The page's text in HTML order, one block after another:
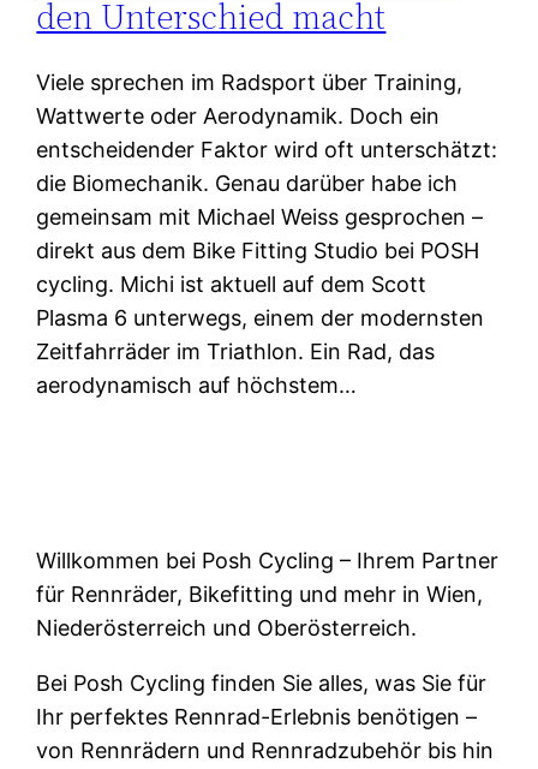
den Unterschied macht
Viele sprechen im Radsport über Training,
Wattwerte oder Aerodynamik. Doch ein
entscheidender Faktor wird oft unterschätzt:
die Biomechanik. Genau darüber habe ich
gemeinsam mit Michael Weiss gesprochen –
direkt aus dem Bike Fitting Studio bei POSH
cycling. Michi ist aktuell auf dem Scott
Plasma 6 unterwegs, einem der modernsten
Zeitfahrräder im Triathlon. Ein Rad, das
aerodynamisch auf höchstem…
Willkommen bei Posh Cycling – Ihrem Partner
für Rennräder, Bikefitting und mehr in Wien,
Niederösterreich und Oberösterreich.
Bei Posh Cycling finden Sie alles, was Sie für
Ihr perfektes Rennrad-Erlebnis benötigen –
von Rennrädern und Rennradzubehör bis hin